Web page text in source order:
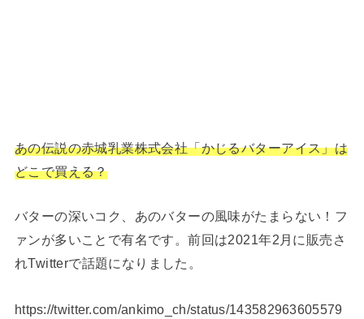
あの伝説の赤城乳業株式会社「かじるバターアイス」は
どこで買える？
バターの深いコク、あのバターの風味がたまらない！フ
ァンが多いことで有名です。前回は2021年2月に販売さ
れTwitterで話題になりました。
https://twitter.com/ankimo_ch/status/143582963605579